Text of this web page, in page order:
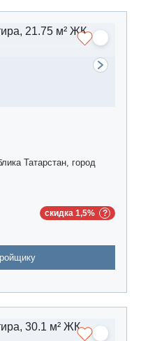
Татарстан, город
скидка 1,5%